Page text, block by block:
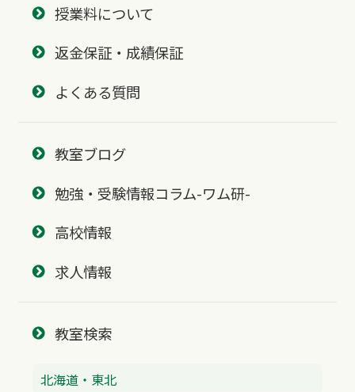
授業料について
返金保証・成績保証
よくある質問
教室ブログ
勉強・受験情報コラム-ワム研-
高校情報
求人情報
教室検索
北海道・東北